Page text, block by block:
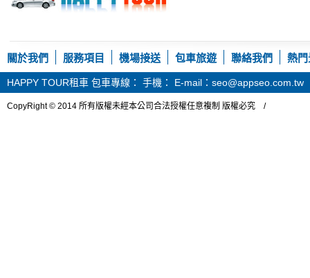
關於我們 服務項目 機場接送 包車旅遊 聯絡我們 熱
HAPPY TOUR租車 包車專線： 手機： E-mail：seo@appseo.com.tw
CopyRight © 2014 所有版權未經本公司合法授權任意複制 版權必究 /